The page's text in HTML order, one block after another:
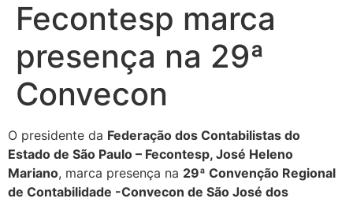
Fecontesp marca
presença na 29ª
Convecon
O presidente da Federação dos Contabilistas do
Estado de São Paulo – Fecontesp, José Heleno
Mariano, marca presença na 29ª Convenção Regional
de Contabilidade -Convecon de São José dos